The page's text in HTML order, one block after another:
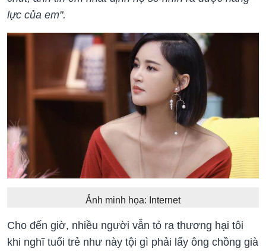
lực của em".
Ảnh minh họa: Internet
Cho đến giờ, nhiều người vẫn tỏ ra thương hại tôi
khi nghĩ tuổi trẻ như này tội gì phải lấy ông chồng già